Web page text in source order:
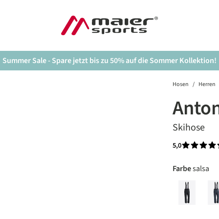
Summer Sale - Spare jetzt bis zu 50% auf die Sommer Kollektion!
Hosen / Herren
Skihose
5,0
Farbesalsa
black